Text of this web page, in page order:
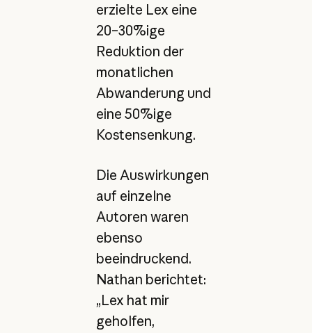
erzielte Lex eine
20–30%ige
Reduktion der
monatlichen
Abwanderung und
eine 50%ige
Kostensenkung.
Die Auswirkungen
auf einzelne
Autoren waren
ebenso
beeindruckend.
Nathan berichtet:
„Lex hat mir
geholfen,